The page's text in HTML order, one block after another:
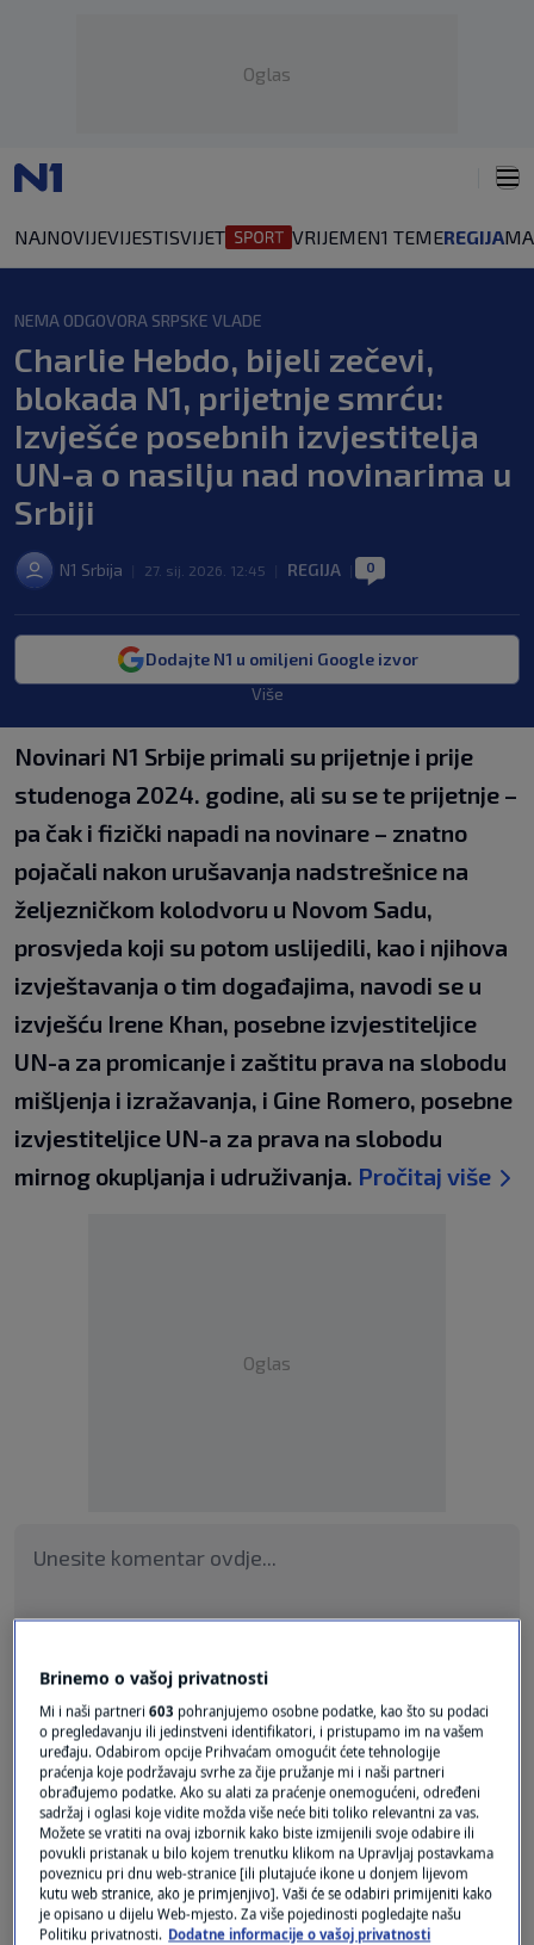
Oglas
NAJNOVIJEVIJESTISVIJET VRIJEMEN1 TEMEREGIJA
NEMA ODGOVORA SRPSKE VLADE
Charlie Hebdo, bijeli zečevi,
blokada N1, prijetnje smrću:
Izvješće posebnih izvjestitelja
UN-a o nasilju nad novinarima u
Srbiji
N1 Srbija 27. sij. 2026. 12:45 REGIJA 0
Dodajte N1 u omiljeni Google izvor
Više
Novinari N1 Srbije primali su prijetnje i prije
studenoga 2024. godine, ali su se te prijetnje –
pa čak i fizički napadi na novinare – znatno
pojačali nakon urušavanja nadstrešnice na
željezničkom kolodvoru u Novom Sadu,
prosvjeda koji su potom uslijedili, kao i njihova
izvještavanja o tim događajima, navodi se u
izvješću Irene Khan, posebne izvjestiteljice
UN-a za promicanje i zaštitu prava na slobodu
mišljenja i izražavanja, i Gine Romero, posebne
izvjestiteljice UN-a za prava na slobodu
mirnog okupljanja i udruživanja. Pročitaj više
Oglas
Pošalji odgovor
Pošalji
Brinemo o vašoj privatnosti
Mi i naši partneri603 pohranjujemo osobne podatke, kao što su podaci
o pregledavanju ili jedinstveni identifikatori, i pristupamo im na vašem
uređaju. Odabirom opcije Prihvaćam omogućit ćete tehnologije
praćenja koje podržavaju svrhe za čije pružanje mi i naši partneri
obrađujemo podatke. Ako su alati za praćenje onemogućeni, određeni
sadržaj i oglasi koje vidite možda više neće biti toliko relevantni za vas.
Možete se vratiti na ovaj izbornik kako biste izmijenili svoje odabire ili
povukli pristanak u bilo kojem trenutku klikom na Upravljaj postavkama
poveznicu pri dnu web-stranice [ili plutajuće ikone u donjem lijevom
kutu web stranice, ako je primjenjivo]. Vaši će se odabiri primijeniti kako
je opisano u dijelu Web-mjesto. Za više pojedinosti pogledajte našu
Politiku privatnosti. Dodatne informacije o vašoj privatnosti